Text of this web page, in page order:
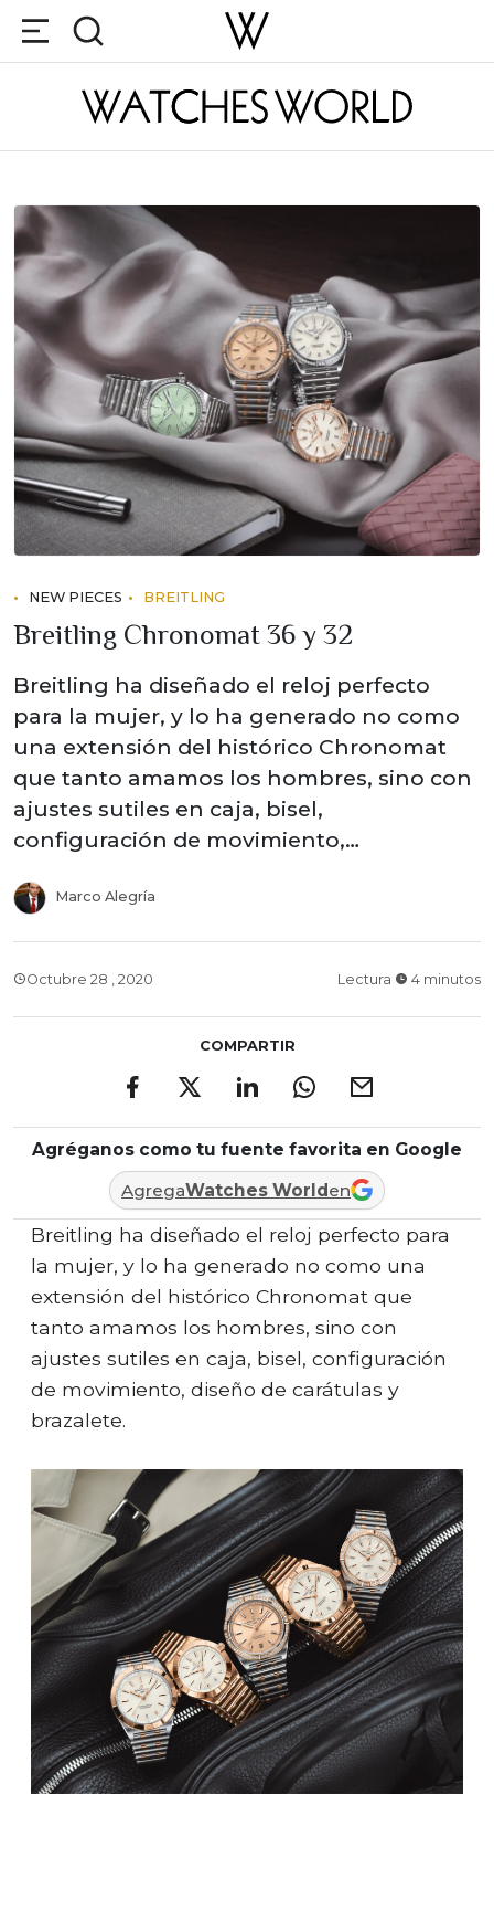
NEW PIECES BREITLING
Breitling Chronomat 36 y 32
Breitling ha diseñado el reloj perfecto
para la mujer, y lo ha generado no como
una extensión del histórico Chronomat
que tanto amamos los hombres, sino con
ajustes sutiles en caja, bisel,
configuración de movimiento,…
Marco Alegría
Octubre 28 , 2020 Lectura 4 minutos
COMPARTIR
Agréganos como tu fuente favorita en Google
AgregaWatches Worlden
Breitling ha diseñado el reloj perfecto para
la mujer, y lo ha generado no como una
extensión del histórico Chronomat que
tanto amamos los hombres, sino con
ajustes sutiles en caja, bisel, configuración
de movimiento, diseño de carátulas y
brazalete.